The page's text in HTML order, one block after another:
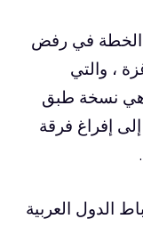
الخطة في رفض
، والتي
هي نسخة طبق
إفراغ فرقة
الدول العربية